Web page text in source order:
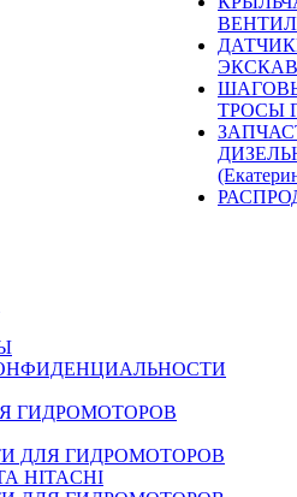
ТРОСЫ
ГИДРОМОТОРОВ
ДЛЯ ГИДРОМОТОРОВ
HITACHI